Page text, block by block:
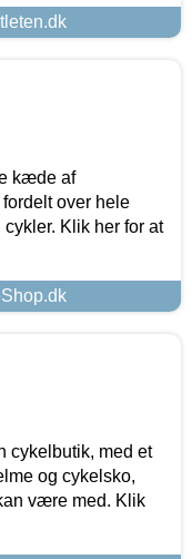
kæde af
over hele
Klik her for at
cykelbutik, med et
og cykelsko,
være med. Klik